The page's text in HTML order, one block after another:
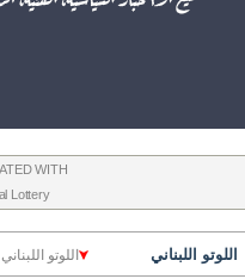
WITH
Lottery
اللوتو اللبناني اللوتو اللبناني 2437